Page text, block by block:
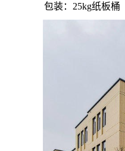
包装：25kg纸板桶